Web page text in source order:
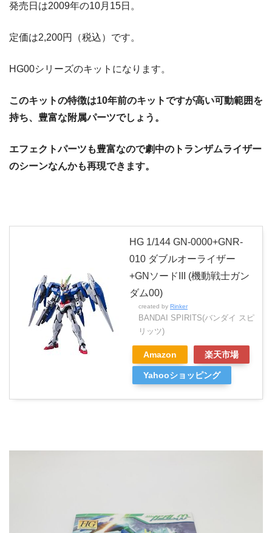
発売日は2009年の10月15日。
定価は2,200円（税込）です。
HG00シリーズのキットになります。
このキットの特徴は10年前のキットですが高い可動範囲を
持ち、豊富な附属パーツでしょう。
エフェクトパーツも豊富なので劇中のトランザムライザー
のシーンなんかも再現できます。
HG 1/144 GN-0000+GNR-
010 ダブルオーライザー
+GNソードIII (機動戦士ガン
ダム00)
created by Rinker
BANDAI SPIRITS(バンダイ スピ
リッツ)
Amazon 楽天市場
Yahooショッピング